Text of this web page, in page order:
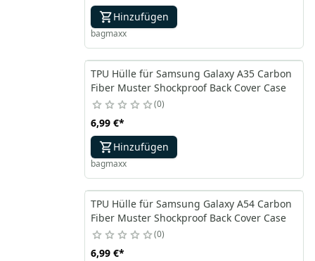
Hinzufügen
bagmaxx
TPU Hülle für Samsung Galaxy A35 Carbon
Fiber Muster Shockproof Back Cover Case
0
6,99 €*
Hinzufügen
bagmaxx
TPU Hülle für Samsung Galaxy A54 Carbon
Fiber Muster Shockproof Back Cover Case
0
6,99 €*